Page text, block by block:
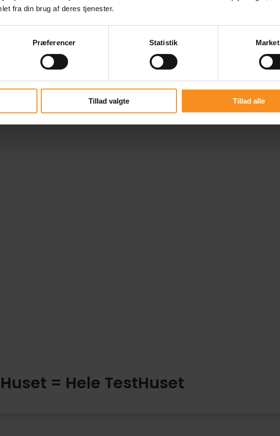
fra din brug af deres tjenester.
Præferencer Statistik
Tillad valgte Tillad alle
af
projekt
= Hele TestHuset